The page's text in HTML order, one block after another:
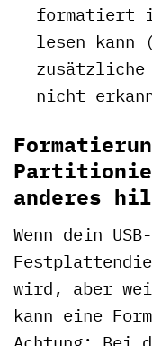
formatiert
lesen kann
nicht
anderes
Wenn dein
wird, aber
kann eine